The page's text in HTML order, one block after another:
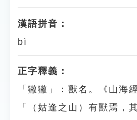
漢語拼音：
bì
正字釋義：
「獙獙」：獸名。《山海
「（姑逢之山）有獸焉，